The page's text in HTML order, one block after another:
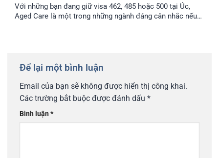
Với những bạn đang giữ visa 462, 485 hoặc 500 tại Úc,
Aged Care là một trong những ngành đáng cân nhắc nếu
Để lại một bình luận
Email của bạn sẽ không được hiển thị công khai.
Các trường bắt buộc được đánh dấu *
Bình luận*